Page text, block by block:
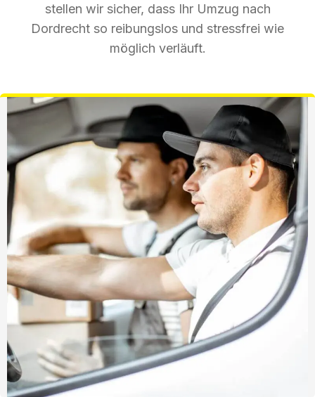
stellen wir sicher, dass Ihr Umzug nach
Dordrecht so reibungslos und stressfrei wie
möglich verläuft.